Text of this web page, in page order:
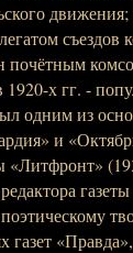
1920-х гг. -
одним из
и
«Литфронт»
газет